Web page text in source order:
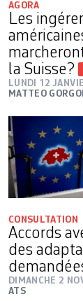
AGORA
Les
la Suisse?
LUNDI 12
MATTEO
CONSULTATION
Accords
des
DIMANCHE 2
ATS